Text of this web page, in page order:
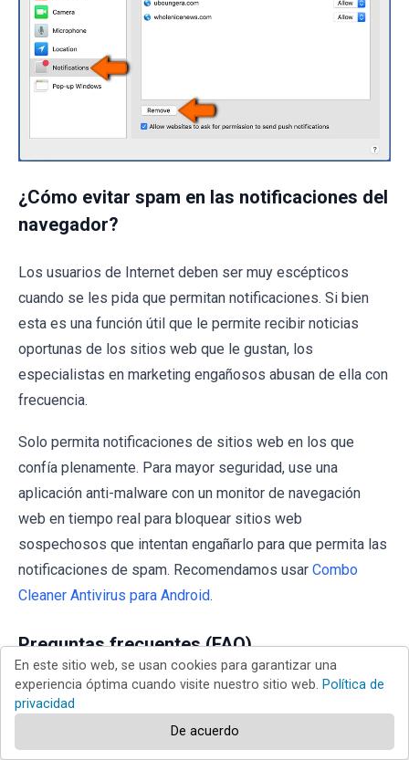
¿Cómo evitar spam en las notificaciones del
navegador?
Los usuarios de Internet deben ser muy escépticos
cuando se les pida que permitan notificaciones. Si bien
esta es una función útil que le permite recibir noticias
oportunas de los sitios web que le gustan, los
especialistas en marketing engañosos abusan de ella con
frecuencia.
Solo permita notificaciones de sitios web en los que
confía plenamente. Para mayor seguridad, use una
aplicación anti-malware con un monitor de navegación
web en tiempo real para bloquear sitios web
sospechosos que intentan engañarlo para que permita las
notificaciones de spam. Recomendamos usar Combo
Cleaner Antivirus para Android.
Preguntas frecuentes (FAQ)
¿Por qué veo anuncios (notificaciones del
navegador) enviados por pointgrowthlab[.]com en la
esquina inferior derecha de mi escritorio?
En este sitio web, se usan cookies para garantizar una
experiencia óptima cuando visite nuestro sitio web. Política de
privacidad
De acuerdo